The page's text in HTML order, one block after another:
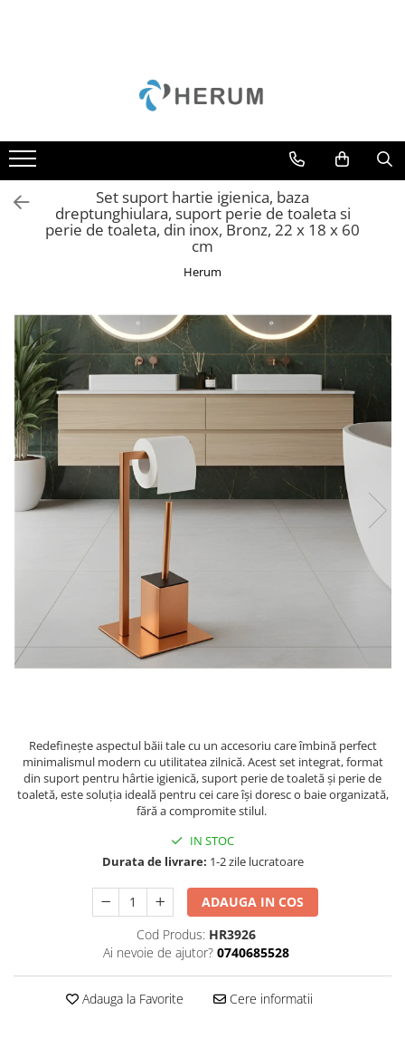
Cani
Cratite
Oale
Organizare
Sticle
Tacamuri
Cutite
Tigai
Ustensile
Cutii
Scrumiere
Suporturi
Umerase
Unelte
Set suport hartie igienica, baza
dreptunghiulara, suport perie de toaleta si
perie de toaleta, din inox, Bronz, 22 x 18 x 60
cm
Herum
Redefinește aspectul băii tale cu un accesoriu care îmbină perfect
minimalismul modern cu utilitatea zilnică. Acest set integrat, format
din suport pentru hârtie igienică, suport perie de toaletă și perie de
toaletă, este soluția ideală pentru cei care își doresc o baie organizată,
fără a compromite stilul.
IN STOC
Durata de livrare: 1-2 zile lucratoare
ADAUGA IN COS
Cod Produs: HR3926
Ai nevoie de ajutor? 0740685528
Adauga la Favorite Cere informatii